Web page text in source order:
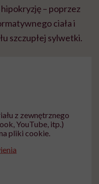
– poprzez
ciała i
szczupłej sylwetki.
z zewnętrznego
YouTube, itp.)
pliki cookie.